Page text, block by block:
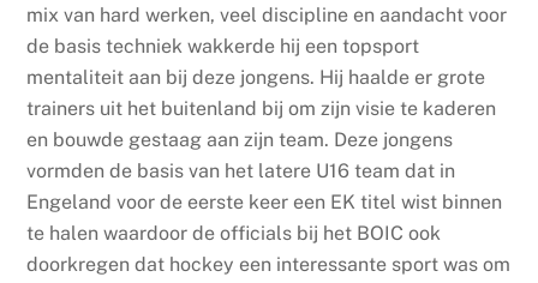
mix van hard werken, veel discipline en aandacht voor
de basis techniek wakkerde hij een topsport
mentaliteit aan bij deze jongens. Hij haalde er grote
trainers uit het buitenland bij om zijn visie te kaderen
en bouwde gestaag aan zijn team. Deze jongens
vormden de basis van het latere U16 team dat in
Engeland voor de eerste keer een EK titel wist binnen
te halen waardoor de officials bij het BOIC ook
doorkregen dat hockey een interessante sport was om